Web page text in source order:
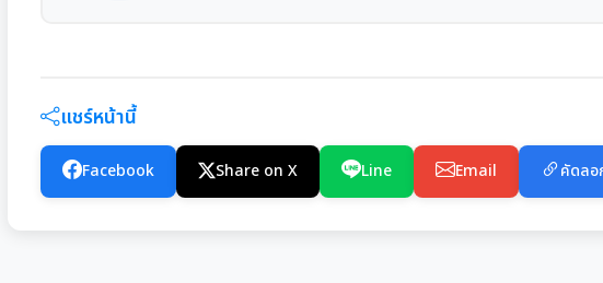
แชร์หน้านี้
Facebook Share on X Line Email คัดล